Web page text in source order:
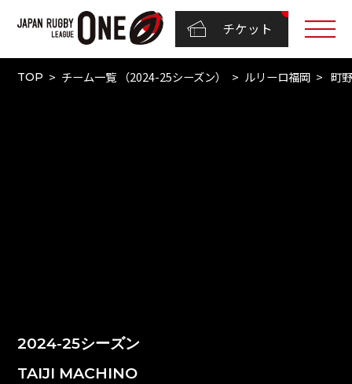
チケット
TOP チーム一覧 （2024-25シーズン） ルリーロ福岡 町
2024-25シーズン
TAIJI MACHINO